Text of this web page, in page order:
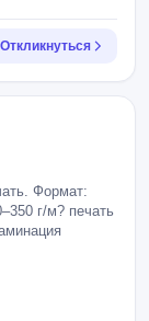
Откликнуться
Формат:
г/м? печать